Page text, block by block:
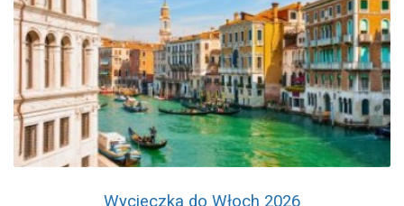
Wycieczka do Włoch 2026